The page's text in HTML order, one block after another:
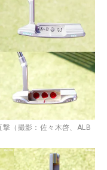
（撮影：佐々木啓、ALB